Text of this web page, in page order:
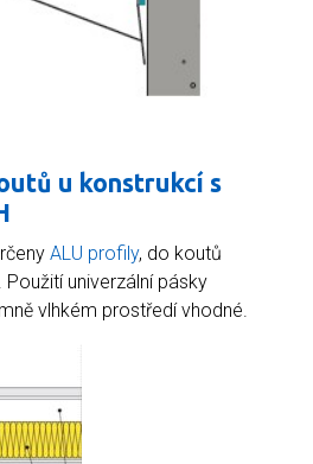
u konstrukcí s
ALU profily, do koutů
univerzální pásky
vlhkém prostředí vhodné.